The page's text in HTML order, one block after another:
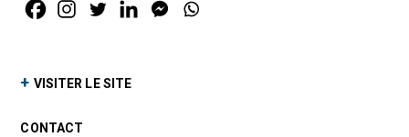
+ VISITER LE SITE
CONTACT